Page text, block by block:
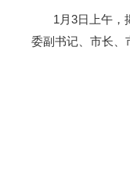
1月3日上午，揭
委副书记、市长、